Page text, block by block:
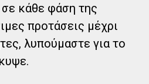
κάθε φάση της
προτάσεις μέχρι
λυπούμαστε για το